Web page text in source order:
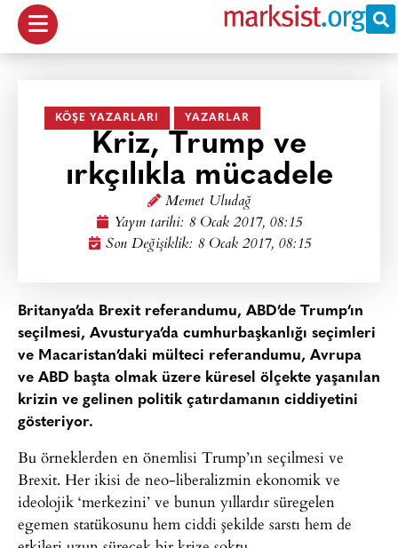
KÖŞE YAZARLARI YAZARLAR
Kriz, Trump ve
ırkçılıkla mücadele
Memet Uludağ
Yayın tarihi: 8 Ocak 2017, 08:15
Son Değişiklik: 8 Ocak 2017, 08:15
Britanya’da Brexit referandumu, ABD’de Trump’ın
seçilmesi, Avusturya’da cumhurbaşkanlığı seçimleri
ve Macaristan’daki mülteci referandumu, Avrupa
ve ABD başta olmak üzere küresel ölçekte yaşanılan
krizin ve gelinen politik çatırdamanın ciddiyetini
gösteriyor.
Bu örneklerden en önemlisi Trump’ın seçilmesi ve
Brexit. Her ikisi de neo-liberalizmin ekonomik ve
ideolojik ‘merkezini’ ve bunun yıllardır süregelen
egemen statükosunu hem ciddi şekilde sarstı hem de